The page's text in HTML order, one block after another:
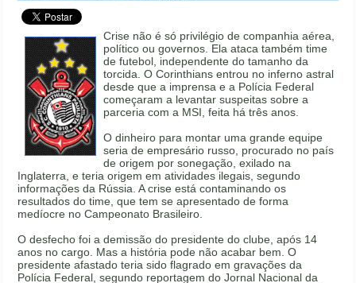
Crise não é só privilégio de companhia aérea,
político ou governos. Ela ataca também time
de futebol, independente do tamanho da
torcida. O Corinthians entrou no inferno astral
desde que a imprensa e a Polícia Federal
começaram a levantar suspeitas sobre a
parceria com a MSI, feita há três anos.
O dinheiro para montar uma grande equipe
seria de empresário russo, procurado no país
de origem por sonegação, exilado na
Inglaterra, e teria origem em atividades ilegais, segundo
informações da Rússia. A crise está contaminando os
resultados do time, que tem se apresentado de forma
medíocre no Campeonato Brasileiro.
O desfecho foi a demissão do presidente do clube, após 14
anos no cargo. Mas a história pode não acabar bem. O
presidente afastado teria sido flagrado em gravações da
Polícia Federal, segundo reportagem do Jornal Nacional da